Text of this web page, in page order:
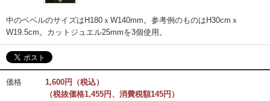
中のベベルのサイズはH180ｘW140mm。参考例のものはH30cmｘ
W19.5cm。カットジュエル25mmを3個使用。
価格
1,600円（税込）
（税抜価格1,455円、消費税額145円）